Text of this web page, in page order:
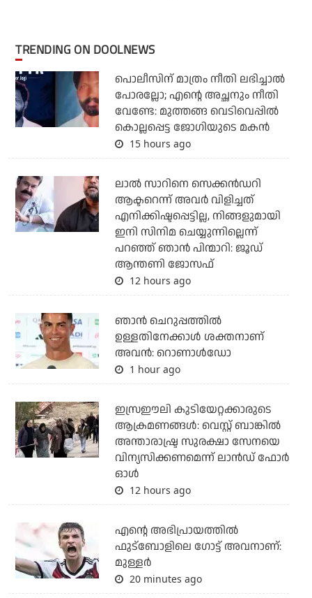
TRENDING ON DOOLNEWS
പൊലീസിന് മാത്രം നീതി ലഭിച്ചാല്‍
പോരല്ലോ; എന്റെ അച്ഛനും നീതി
വേണ്ടേ: മുത്തങ്ങ വെടിവെപ്പില്‍
കൊല്ലപ്പെട്ട ജോഗിയുടെ മകന്‍
15 hours ago
ലാല്‍ സാറിനെ സെക്കന്‍ഡറി
ആക്ടറെന്ന് അവര്‍ വിളിച്ചത്
എനിക്കിഷ്ടപ്പെട്ടില്ല, നിങ്ങളുമായി
ഇനി സിനിമ ചെയ്യുന്നില്ലെന്ന്
പറഞ്ഞ് ഞാന്‍ പിന്മാറി: ജൂഡ്
ആന്തണി ജോസഫ്
12 hours ago
ഞാന്‍ ചെറുപ്പത്തില്‍
ഉള്ളതിനേക്കാള്‍ ശക്തനാണ്
അവന്‍: റൊണാള്‍ഡോ
1 hour ago
ഇസ്രഈലി കുടിയേറ്റക്കാരുടെ
ആക്രമണങ്ങള്‍: വെസ്റ്റ് ബാങ്കില്‍
അന്താരാഷ്ട്ര സുരക്ഷാ സേനയെ
വിന്യസിക്കണമെന്ന് ലാന്‍ഡ് ഫോര്‍
ഓള്‍
12 hours ago
എന്റെ അഭിപ്രായത്തില്‍
ഫുട്‌ബോളിലെ ഗോട്ട് അവനാണ്:
മുള്ളര്‍
20 minutes ago